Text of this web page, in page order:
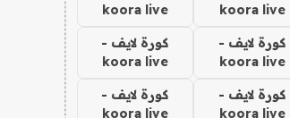
koora live
koora live
كورة لايف -
koora live
كورة لايف -
koora live
كورة لايف -
koora live
كورة لايف -
koora live